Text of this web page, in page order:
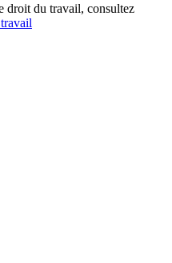
droit du travail, consultez